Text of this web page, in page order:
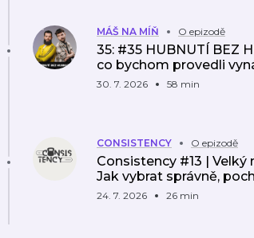
MÁŠ NA MÍŇ O epizodě
35: #35 HUBNUTÍ BEZ
co bychom provedli
30. 7. 2026 58 min
CONSISTENCY O epizodě
Consistency #13 |
Jak vybrat správně,
24. 7. 2026 26 min